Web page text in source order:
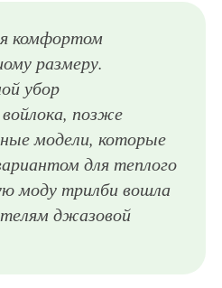
комфортом
размеру.
убор
войлока, позже
модели, которые
для теплого
моду трилби вошла
джазовой